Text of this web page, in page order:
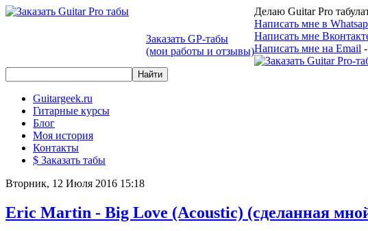
Заказать GP-табы
(мои работы и отзывы)
Делаю Guitar Pro
Написать мне в
Написать мне
Написать мне на Email
Guitargeek.ru
Гитарные курсы
Блог
Моя история
Контакты
$ Заказать табы
Вторник, 12 Июля 2016 15:18
Eric Martin - Big Love (Acoustic) (сделанная